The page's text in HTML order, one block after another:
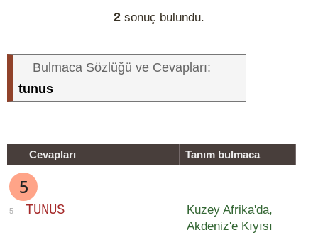
2 sonuç bulundu.
Bulmaca Sözlüğü ve Cevapları:
tunus
Cevapları Tanım bulmaca
5
5 TUNUS
Kuzey Afrika'da,
Akdeniz'e Kıyısı